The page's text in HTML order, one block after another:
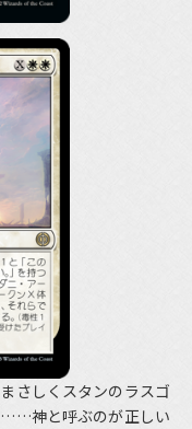
さしくスタンのラスゴ
……神と呼ぶのが正しい